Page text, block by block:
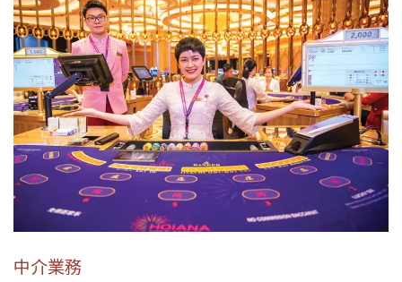
中介業務